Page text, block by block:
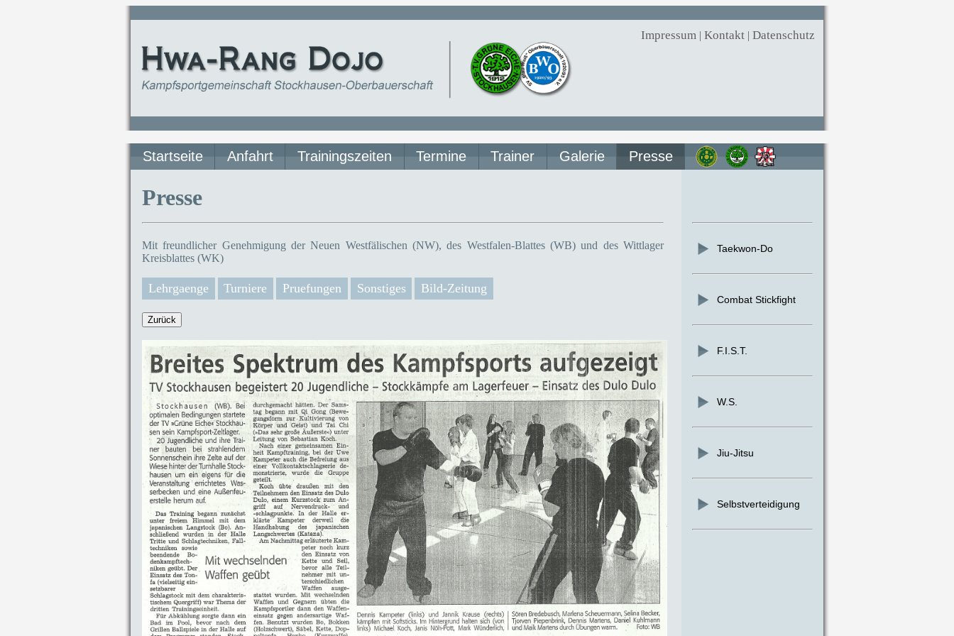
Impressum| Kontakt| Datenschutz
Startseite Anfahrt Trainingszeiten Termine Trainer Galerie Presse
Taekwon-Do
Combat Stickfight
F.I.S.T.
W.S.
Jiu-Jitsu
Selbstverteidigung
Presse
Mit freundlicher Genehmigung der Neuen Westfälischen (NW), des Westfalen-Blattes (WB) und des Wittlager
Kreisblattes (WK)
Lehrgaenge Turniere Pruefungen Sonstiges Bild-Zeitung